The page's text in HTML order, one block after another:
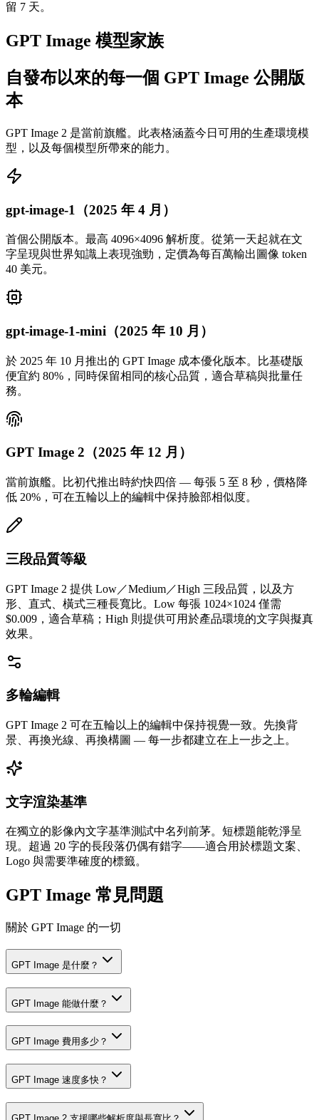
留 7 天。
GPT Image 模型家族
自發布以來的每一個 GPT Image 公開版
本
GPT Image 2 是當前旗艦。此表格涵蓋今日可用的生產環境模
型，以及每個模型所帶來的能力。
gpt-image-1（2025 年 4 月）
首個公開版本。最高 4096×4096 解析度。從第一天起就在文
字呈現與世界知識上表現強勁，定價為每百萬輸出圖像 token
40 美元。
gpt-image-1-mini（2025 年 10 月）
於 2025 年 10 月推出的 GPT Image 成本優化版本。比基礎版
便宜約 80%，同時保留相同的核心品質，適合草稿與批量任
務。
GPT Image 2（2025 年 12 月）
當前旗艦。比初代推出時約快四倍 — 每張 5 至 8 秒，價格降
低 20%，可在五輪以上的編輯中保持臉部相似度。
三段品質等級
GPT Image 2 提供 Low／Medium／High 三段品質，以及方
形、直式、橫式三種長寬比。Low 每張 1024×1024 僅需
$0.009，適合草稿；High 則提供可用於產品環境的文字與擬真
效果。
多輪編輯
GPT Image 2 可在五輪以上的編輯中保持視覺一致。先換背
景、再換光線、再換構圖 — 每一步都建立在上一步之上。
文字渲染基準
在獨立的影像內文字基準測試中名列前茅。短標題能乾淨呈
現。超過 20 字的長段落仍偶有錯字——適合用於標題文案、
Logo 與需要準確度的標籤。
GPT Image 常見問題
關於 GPT Image 的一切
GPT Image 是什麼？
GPT Image 能做什麼？
GPT Image 費用多少？
GPT Image 速度多快？